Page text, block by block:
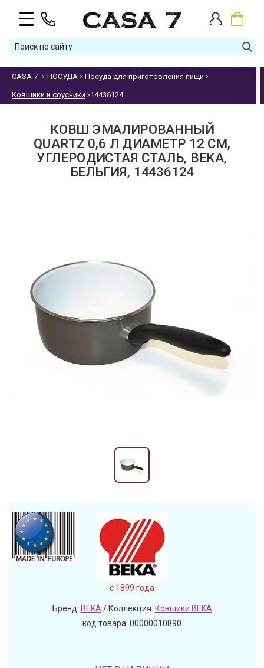
CASA 7 ПОСУДА Посуда для приготовления пищи
Ковшики и соусники 14436124
КОВШ ЭМАЛИРОВАННЫЙ
QUARTZ 0,6 Л ДИАМЕТР 12 СМ,
УГЛЕРОДИСТАЯ СТАЛЬ, BEKA,
БЕЛЬГИЯ, 14436124
c 1899 года
Бренд: BEKA/ Коллекция: Ковшики BEKA
код товара: 00000010890